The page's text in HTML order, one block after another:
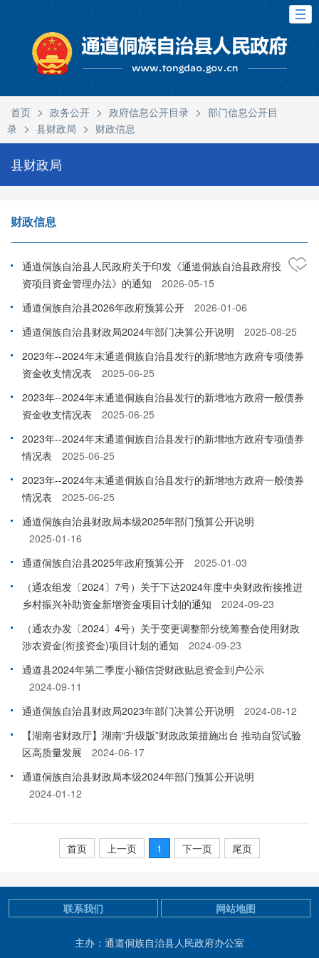
首页 > 政务公开 > 政府信息公开目录 > 部门信息公开目
录 > 县财政局 > 财政信息
县财政局
财政信息
通道侗族自治县人民政府关于印发《通道侗族自治县政府投
资项目资金管理办法》的通知
2026-05-15
通道侗族自治县2026年政府预算公开
2026-01-06
通道侗族自治县财政局2024年部门决算公开说明
2025-08-25
2023年--2024年末通道侗族自治县发行的新增地方政府专项债券
资金收支情况表
2025-06-25
2023年--2024年末通道侗族自治县发行的新增地方政府一般债券
资金收支情况表
2025-06-25
2023年--2024年末通道侗族自治县发行的新增地方政府专项债券
情况表
2025-06-25
2023年--2024年末通道侗族自治县发行的新增地方政府一般债券
情况表
2025-06-25
通道侗族自治县财政局本级2025年部门预算公开说明
2025-01-16
通道侗族自治县2025年政府预算公开
2025-01-03
（通农组发〔2024〕7号）关于下达2024年度中央财政衔接推进
乡村振兴补助资金新增资金项目计划的通知
2024-09-23
（通农办发〔2024〕4号）关于变更调整部分统筹整合使用财政
涉农资金(衔接资金)项目计划的通知
2024-09-23
通道县2024年第二季度小额信贷财政贴息资金到户公示
2024-09-11
通道侗族自治县财政局2023年部门决算公开说明
2024-08-12
【湖南省财政厅】湖南“升级版”财政政策措施出台 推动自贸试验
区高质量发展
2024-06-17
通道侗族自治县财政局本级2024年部门预算公开说明
2024-01-12
首页 上一页 1 下一页 尾页
主办：通道侗族自治县人民政府办公室
联系我们 网站地图